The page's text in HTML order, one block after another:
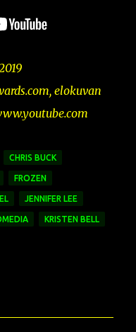
elokuvan
CHRIS BUCK
FROZEN
JENNIFER LEE
KRISTEN BELL